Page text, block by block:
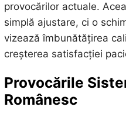
provocărilor actuale.
simplă ajustare, ci o
vizează îmbunătățirea
creșterea satisfacției
Provocările
Românesc